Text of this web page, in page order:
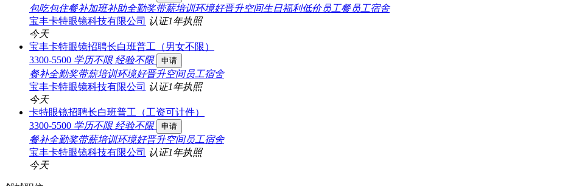
包吃包住餐补加班补助全勤奖带薪培训环境好晋升空间生日福利低价员工餐员工宿舍
宝丰卡特眼镜科技有限公司 认证1年执照
今天
宝丰卡特眼镜招聘长白班普工（男女不限）
3300-5500 学历不限 经验不限 申请
餐补全勤奖带薪培训环境好晋升空间员工宿舍
宝丰卡特眼镜科技有限公司 认证1年执照
今天
卡特眼镜招聘长白班普工（工资可计件）
3300-5500 学历不限 经验不限 申请
餐补全勤奖带薪培训环境好晋升空间员工宿舍
宝丰卡特眼镜科技有限公司 认证1年执照
今天